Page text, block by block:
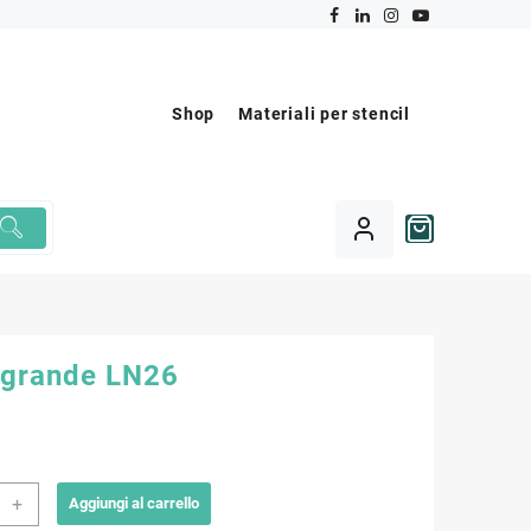
Shop Materiali per stencil
LN26
+ Aggiungi al carrello